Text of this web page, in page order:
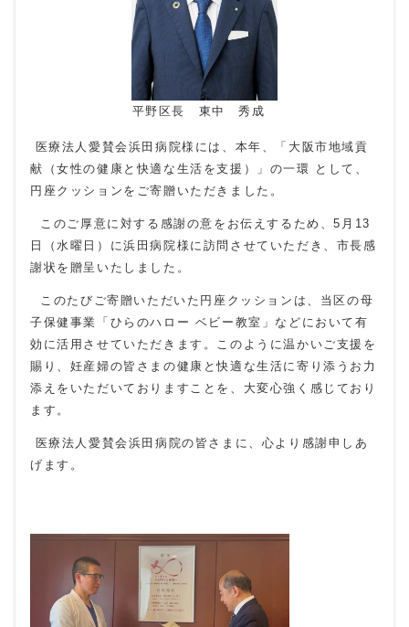
平野区長 東中 秀成
医療法⼈愛賛会浜⽥病院様には、本年、「⼤阪市地域貢
献（⼥性の健康と快適な⽣活を⽀援）」の⼀環 として、
円座クッションをご寄贈いただきました。
このご厚意に対する感謝の意をお伝えするため、5 ⽉ 13
⽇（⽔曜⽇）に浜⽥病院様に訪問させていただき、市⻑感
謝状を贈呈いたしました。
このたびご寄贈いただいた円座クッションは、当区の⺟
⼦保健事業「ひらのハロー ベビー教室」などにおいて有
効に活⽤させていただきます。このように温かいご⽀援を
賜り、妊産婦の皆さまの健康と快適な⽣活に寄り添うお⼒
添えをいただいておりますことを、⼤変⼼強く感じており
ます。
医療法⼈愛賛会浜⽥病院の皆さまに、⼼より感謝申しあ
げます。